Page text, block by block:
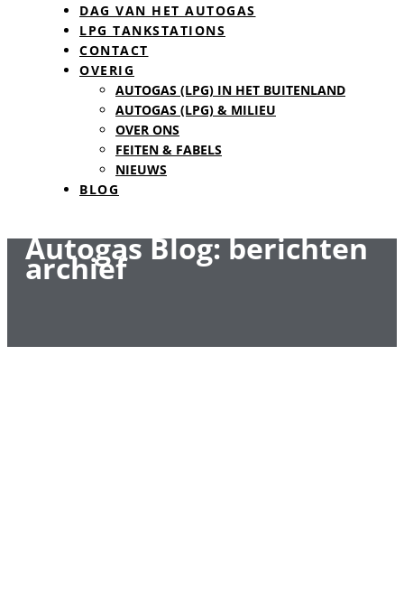
DAG VAN HET AUTOGAS
LPG TANKSTATIONS
CONTACT
OVERIG
AUTOGAS (LPG) IN HET BUITENLAND
AUTOGAS (LPG) & MILIEU
OVER ONS
FEITEN & FABELS
NIEUWS
BLOG
Autogas Blog: berichten
archief